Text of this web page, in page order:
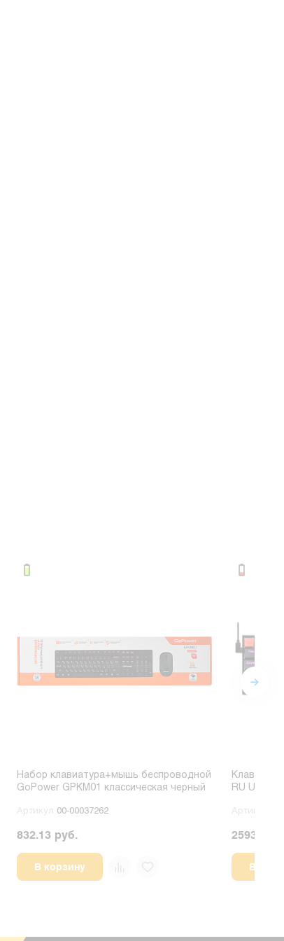
Набор клавиатура+мышь беспроводной
GoPower GPKM01 классическая черный
Артикул 00-00037262
832.13 руб.
В корзину
RU USB
Артикул
2593.10
В